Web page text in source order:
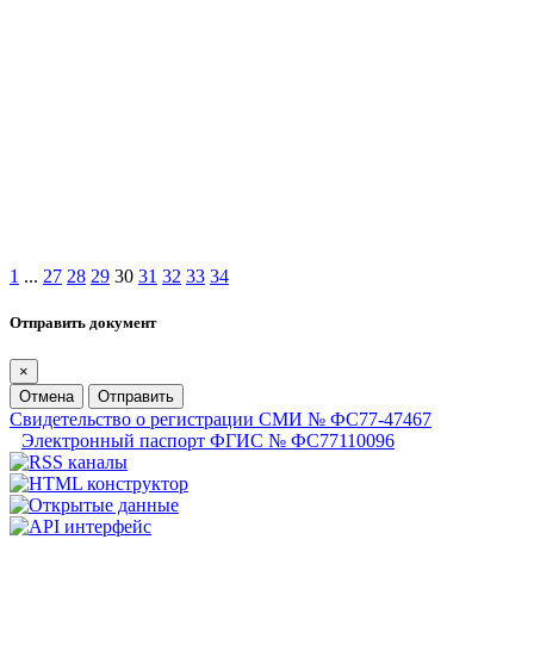
1 ... 27 28 29 30 31 32 33 34
Отправить документ
×
Отмена
Отправить
Свидетельство о регистрации СМИ № ФС77-47467
Электронный паспорт ФГИС № ФС77110096